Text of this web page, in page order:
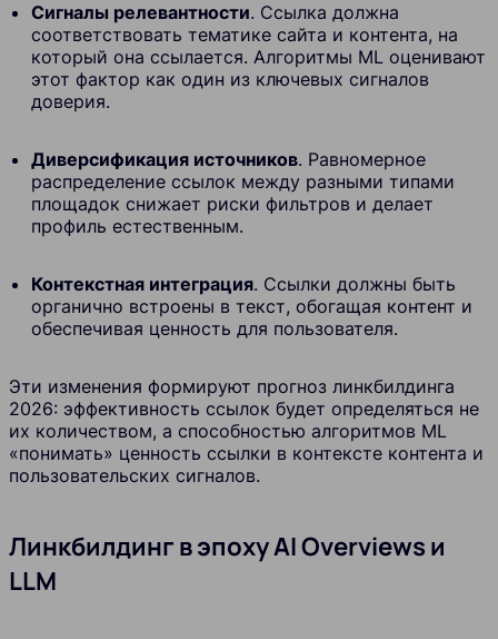
Сигналы релевантности. Ссылка должна
соответствовать тематике сайта и контента, на
который она ссылается. Алгоритмы ML оценивают
этот фактор как один из ключевых сигналов
доверия.
Диверсификация источников. Равномерное
распределение ссылок между разными типами
площадок снижает риски фильтров и делает
профиль естественным.
Контекстная интеграция. Ссылки должны быть
органично встроены в текст, обогащая контент и
обеспечивая ценность для пользователя.
Эти изменения формируют прогноз линкбилдинга
2026: эффективность ссылок будет определяться не
их количеством, а способностью алгоритмов ML
«понимать» ценность ссылки в контексте контента и
пользовательских сигналов.
Линкбилдинг в эпоху AI Overviews и
LLM